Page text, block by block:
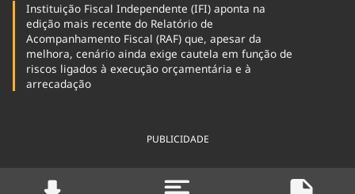
Instituição Fiscal Independente (IFI) aponta na
edição mais recente do Relatório de
Acompanhamento Fiscal (RAF) que, apesar da
melhora, cenário ainda exige cautela em função de
riscos ligados à execução orçamentária e à
arrecadação
PUBLICIDADE